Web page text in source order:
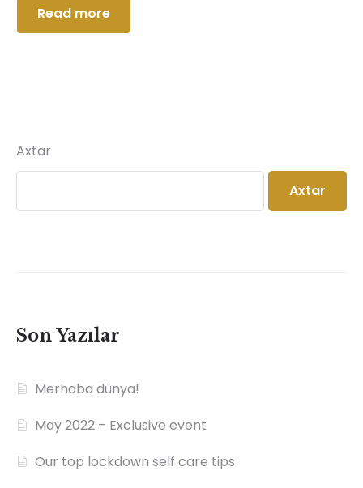
Read more
Axtar
Axtar
Son Yazılar
Merhaba dünya!
May 2022 – Exclusive event
Our top lockdown self care tips